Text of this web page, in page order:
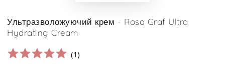
Ультразволожуючий крем - Rosa Graf Ultra
Hydrating Cream
(1 )